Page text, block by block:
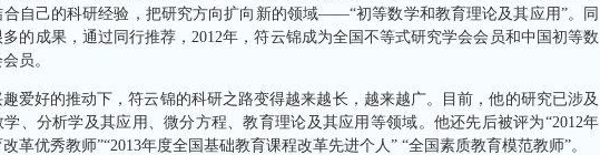
合自己的科研经验，把研究方向扩向新的领域——“初等数学和教育理论及其应用”。同
的成果，通过同行推荐，2012年，符云锦成为全国不等式研究学会会员和中国初等数
员。
好的推动下，符云锦的科研之路变得越来越长，越来越广。目前，他的研究已涉及
学、分析学及其应用、微分方程、教育理论及其应用等领域。他还先后被评为“2012年
革优秀教师”“2013年度全国基础教育课程改革先进个人” “全国素质教育模范教师”。